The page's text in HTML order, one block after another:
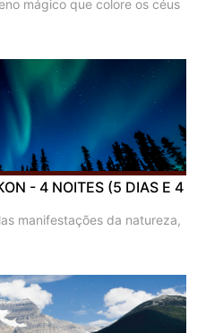
mágico que colore os céus
- 4 NOITES (5 DIAS E 4
manifestações da natureza,